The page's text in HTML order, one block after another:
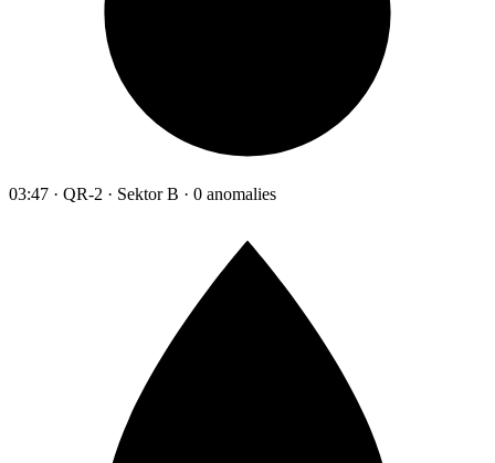
03:47 · QR-2 · Sektor B · 0 anomalies